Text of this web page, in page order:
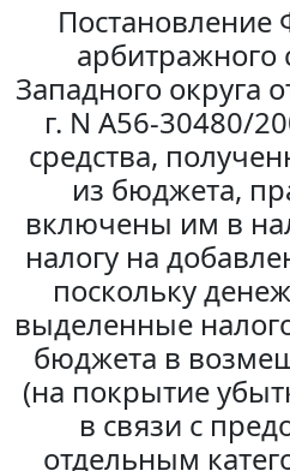
Постановление
арбитражного
Западного округа
г. N А56-30480/
средства,
из бюджета,
включены им в
налогу на
поскольку
выделенные
бюджета в
(на покрытие
в связи с
отдельным